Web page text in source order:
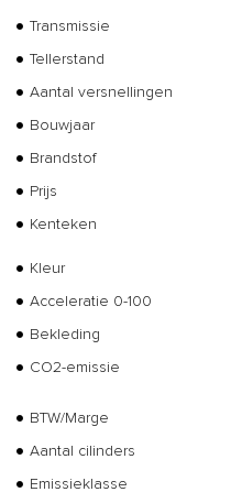
Transmissie
Tellerstand
Aantal versnellingen
Bouwjaar
Brandstof
Prijs
Kenteken
Kleur
Acceleratie 0-100
Bekleding
CO2-emissie
BTW/Marge
Aantal cilinders
Emissieklasse